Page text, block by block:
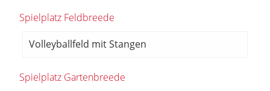
Spielplatz Feldbreede
Volleyballfeld mit Stangen
Spielplatz Gartenbreede